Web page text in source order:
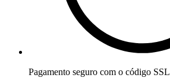
Pagamento seguro com o código SSL